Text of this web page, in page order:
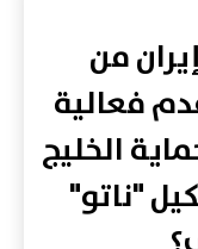
من
فعالية
الخليج
"ناتو"